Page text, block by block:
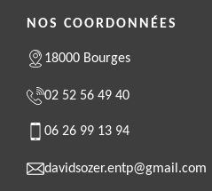
NOS COORDONNÉES
18000 Bourges
02 52 56 49 40
06 26 99 13 94
davidsozer.entp@gmail.com